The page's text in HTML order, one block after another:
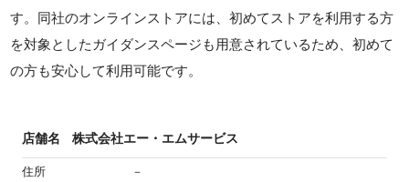
す。同社のオンラインストアには、初めてストアを利用する方
を対象としたガイダンスページも用意されているため、初めて
の方も安心して利用可能です。
店舗名 株式会社エー・エムサービス
住所 －